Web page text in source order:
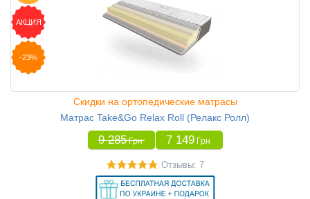
АКЦИЯ
-23%
Скидки на ортопедические матрасы
Матрас Take&Go Relax Roll (Релакс Ролл)
9 285 Грн 7 149 Грн
Отзывы: 7